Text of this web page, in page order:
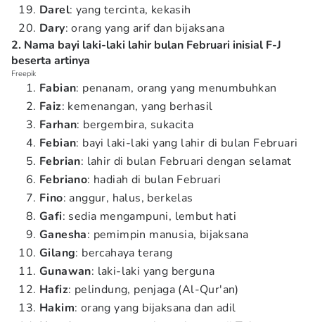
Darel: yang tercinta, kekasih
Dary: orang yang arif dan bijaksana
2. Nama bayi laki-laki lahir bulan Februari inisial F-J
beserta artinya
Freepik
Fabian: penanam, orang yang menumbuhkan
Faiz: kemenangan, yang berhasil
Farhan: bergembira, sukacita
Febian: bayi laki-laki yang lahir di bulan Februari
Febrian: lahir di bulan Februari dengan selamat
Febriano: hadiah di bulan Februari
Fino: anggur, halus, berkelas
Gafi: sedia mengampuni, lembut hati
Ganesha: pemimpin manusia, bijaksana
Gilang: bercahaya terang
Gunawan: laki-laki yang berguna
Hafiz: pelindung, penjaga (Al-Qur'an)
Hakim: orang yang bijaksana dan adil